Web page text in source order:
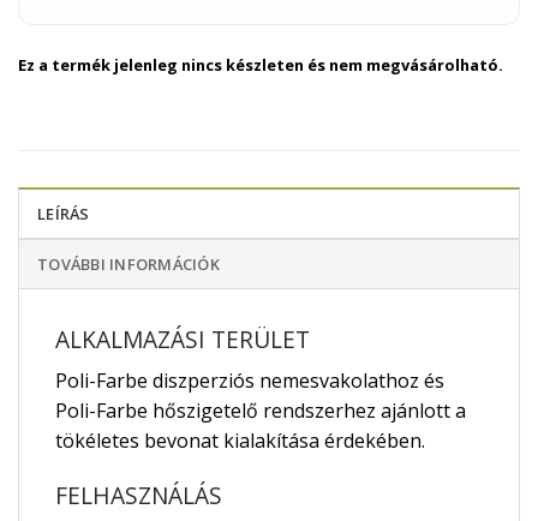
Ez a termék jelenleg nincs készleten és nem megvásárolható.
LEÍRÁS
TOVÁBBI INFORMÁCIÓK
ALKALMAZÁSI TERÜLET
Poli-Farbe diszperziós nemesvakolathoz és
Poli-Farbe hőszigetelő rendszerhez ajánlott a
tökéletes bevonat kialakítása érdekében.
FELHASZNÁLÁS